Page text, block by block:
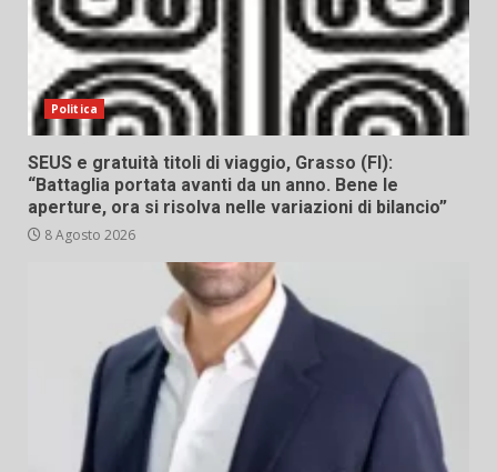
Politica
SEUS e gratuità titoli di viaggio, Grasso (FI):
“Battaglia portata avanti da un anno. Bene le
aperture, ora si risolva nelle variazioni di bilancio”
8 Agosto 2026